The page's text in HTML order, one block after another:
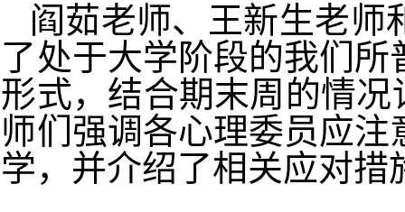
阎茹老师、 王新生老师
了处于大学阶段的我们
形式，结合期末周的情
师们强调各心理委员应
学，并介绍了相关应对措